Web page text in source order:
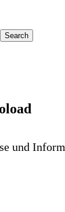
Search
und